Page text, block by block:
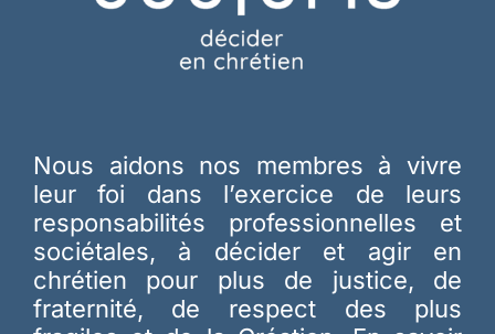
Nous aidons nos membres à vivre
leur foi dans l’exercice de leurs
responsabilités professionnelles et
sociétales, à décider et agir en
chrétien pour plus de justice, de
fraternité, de respect des plus